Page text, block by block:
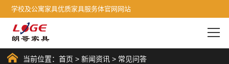
学校及公寓家具优质家具服务体官网网站
当前位置：首页 >新闻资讯 > 常见问答